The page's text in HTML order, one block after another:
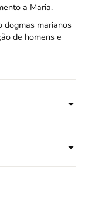
a Maria.
dogmas marianos
de homens e